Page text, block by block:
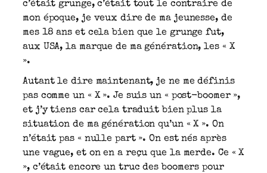
c’était grunge, c’était tout le contraire de
mon époque, je veux dire de ma jeunesse, de
mes 18 ans et cela bien que le grunge fut,
aux USA, la marque de ma génération, les « X
».
Autant le dire maintenant, je ne me définis
pas comme un « X ». Je suis un « post-boomer »,
et j’y tiens car cela traduit bien plus la
situation de ma génération qu’un « X ». On
n’était pas « nulle part ». On est nés après
une vague, et on en a reçu que la merde. Ce « X
», c’était encore un truc des boomers pour